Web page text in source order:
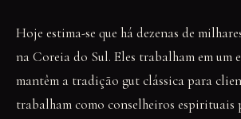
Hoje estima-se que há dezenas de
na Coreia do Sul. Eles trabalham em um
mantêm a tradição gut clássica para
trabalham como conselheiros espirituais